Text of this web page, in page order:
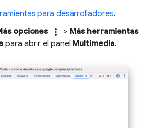
para desarrolladores.
opciones more_vert > Más herramientas
para abrir el panel Multimedia.